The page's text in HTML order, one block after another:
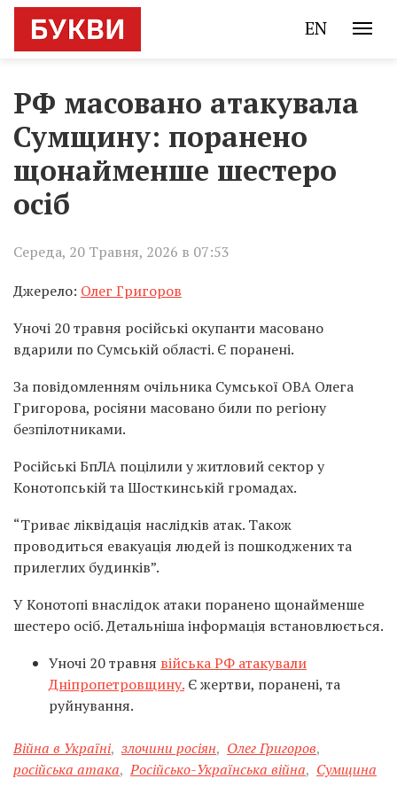
EN
РФ масовано атакувала
Сумщину: поранено
щонайменше шестеро
осіб
Середа, 20 Травня, 2026 в 07:53
Джерело: Олег Григоров
Уночі 20 травня російські окупанти масовано
вдарили по Сумській області. Є поранені.
За повідомленням очільника Сумської ОВА Олега
Григорова, росіяни масовано били по регіону
безпілотниками.
Російські БпЛА поцілили у житловий сектор у
Конотопській та Шосткинській громадах.
“Триває ліквідація наслідків атак. Також
проводиться евакуація людей із пошкоджених та
прилеглих будинків”.
У Конотопі внаслідок атаки поранено щонайменше
шестеро осіб. Детальніша інформація встановлюється.
Уночі 20 травня війська РФ атакували
Дніпропетровщину. Є жертви, поранені, та
руйнування.
Війна в Україні, злочини росіян, Олег Григоров,
російська атака, Російсько-Українська війна, Сумщина